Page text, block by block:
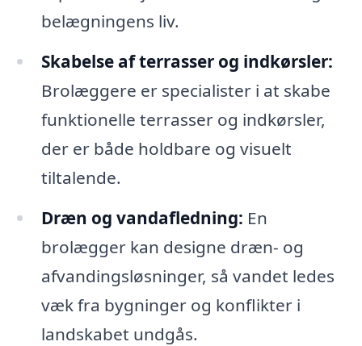
belægningens liv.
Skabelse af terrasser og indkørsler:
Brolæggere er specialister i at skabe
funktionelle terrasser og indkørsler,
der er både holdbare og visuelt
tiltalende.
Dræn og vandafledning: En
brolægger kan designe dræn- og
afvandingsløsninger, så vandet ledes
væk fra bygninger og konflikter i
landskabet undgås.